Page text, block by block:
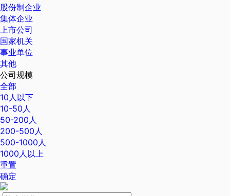
股份制企业
集体企业
上市公司
国家机关
事业单位
其他
公司规模
全部
10人以下
10-50人
50-200人
200-500人
500-1000人
1000人以上
重置
确定